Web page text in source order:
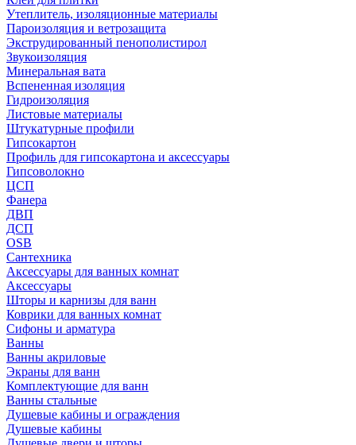
Утеплитель, изоляционные материалы
Пароизоляция и ветрозащита
Экструдированный пенополистирол
Звукоизоляция
Минеральная вата
Вспененная изоляция
Гидроизоляция
Листовые материалы
Штукатурные профили
Гипсокартон
Профиль для гипсокартона и аксессуары
Гипсоволокно
ЦСП
Фанера
ДВП
ДСП
OSB
Сантехника
Аксессуары для ванных комнат
Аксессуары
Шторы и карнизы для ванн
Коврики для ванных комнат
Сифоны и арматура
Ванны
Ванны акриловые
Экраны для ванн
Комплектующие для ванн
Ванны стальные
Душевые кабины и ограждения
Душевые кабины